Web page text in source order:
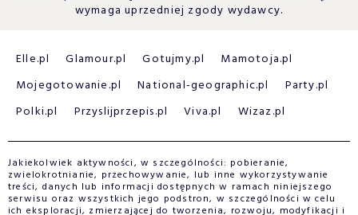
wymaga uprzedniej zgody wydawcy.
Elle.pl Glamour.pl Gotujmy.pl
Mamotoja.pl
Mojegotowanie.pl
National-geographic.pl
Party.pl
Polki.pl
Przyslijprzepis.pl Viva.pl Wizaz.pl
Jakiekolwiek aktywności, w szczególności: pobieranie,
zwielokrotnianie, przechowywanie, lub inne wykorzystywanie
treści, danych lub informacji dostępnych w ramach niniejszego
serwisu oraz wszystkich jego podstron, w szczególności w celu
ich eksploracji, zmierzającej do tworzenia, rozwoju, modyfikacji i